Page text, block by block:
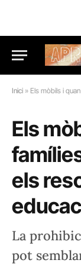
Inici » Els mòbils i quan
Els
els
La
pot